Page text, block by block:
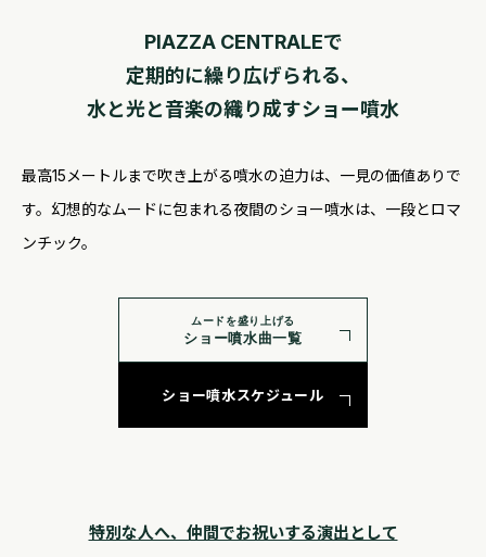
PIAZZA CENTRALEで
定期的に繰り広げられる、
水と光と音楽の織り成すショー噴水
最高15メートルまで吹き上がる噴水の迫力は、一見の価値ありで
す。幻想的なムードに包まれる夜間のショー噴水は、一段とロマ
ンチック。
ムードを盛り上げる
ショー噴水曲一覧
ショー噴水スケジュール
特別な人へ、仲間でお祝いする演出として